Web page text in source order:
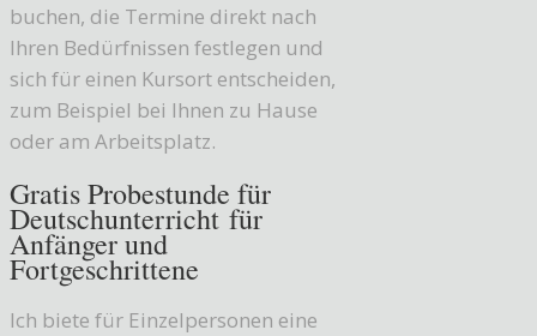
buchen, die Termine direkt nach
Ihren Bedürfnissen festlegen und
sich für einen Kursort entscheiden,
zum Beispiel bei Ihnen zu Hause
oder am Arbeitsplatz.
Gratis Probestunde für
Deutschunterricht für
Anfänger und
Fortgeschrittene
Ich biete für Einzelpersonen eine